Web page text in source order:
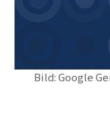
Bild: Google